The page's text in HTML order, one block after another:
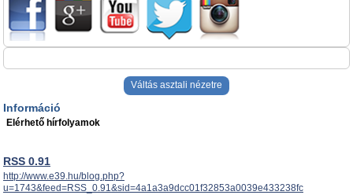
Váltás asztali nézetre
Információ
Elérhető hírfolyamok
RSS 0.91
http://www.e39.hu/blog.php?
u=1743&feed=RSS_0.91&sid=4a1a3a9dcc01f32853a0039e433238fc